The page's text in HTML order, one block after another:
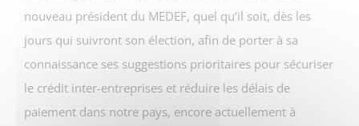
nouveau président du MEDEF, quel qu’il soit, dès les
jours qui suivront son élection, afin de porter à sa
connaissance ses suggestions prioritaires pour sécuriser
le crédit inter-entreprises et réduire les délais de
paiement dans notre pays, encore actuellement à